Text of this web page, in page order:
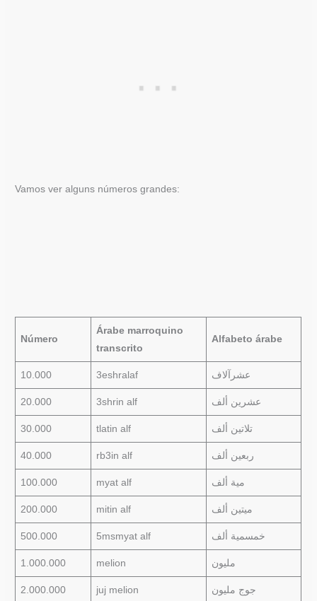
Vamos ver alguns números grandes:
Número
Árabe marroquino
transcrito
Alfabeto árabe
10.000 3eshralaf عشرآلاف
20.000 3shrin alf عشرين ألف
30.000 tlatin alf تلاتين ألف
40.000 rb3in alf ربعين ألف
100.000 myat alf مية ألف
200.000 mitin alf ميتين ألف
500.000 5msmyat alf خمسمية ألف
1.000.000 melion مليون
2.000.000 juj melion جوج مليون